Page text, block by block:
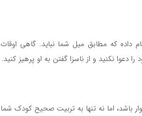
که مطابق میل شما نباید. گاهی اوقات
نکنید و از ناسزا گفتن به او پرهیز کنید.
باشد، اما نه تنها به تربیت صحیح کودک شما